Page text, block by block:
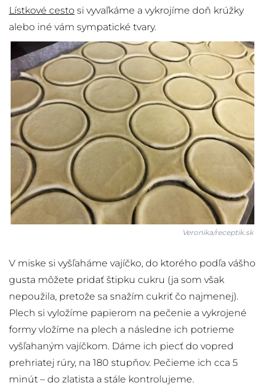
Lístkové cesto si vyvaľkáme a vykrojíme doň krúžky
alebo iné vám sympatické tvary.
Veronika/receptik.sk
V miske si vyšľaháme vajíčko, do ktorého podľa vášho
gusta môžete pridať štipku cukru (ja som však
nepoužila, pretože sa snažím cukriť čo najmenej).
Plech si vyložíme papierom na pečenie a vykrojené
formy vložíme na plech a následne ich potrieme
vyšľahaným vajíčkom. Dáme ich piecť do vopred
prehriatej rúry, na 180 stupňov. Pečieme ich cca 5
minút – do zlatista a stále kontrolujeme.